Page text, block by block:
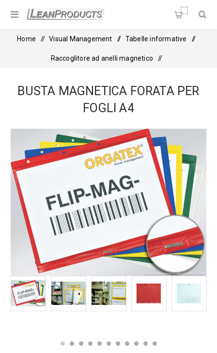
Soluzioni per la Lean
Home / Visual Management / Tabelle informative /
Raccoglitore ad anelli magnetico /
BUSTA MAGNETICA FORATA PER
FOGLI A4